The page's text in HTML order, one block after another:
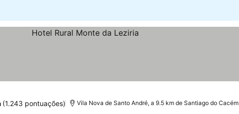
(1.243 pontuações) Vila Nova de Santo André, a 9.5 km de Santiago do Cacém